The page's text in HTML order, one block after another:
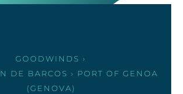
GOODWINDS ›
DE BARCOS › PORT OF GENOA
(GENOVA)